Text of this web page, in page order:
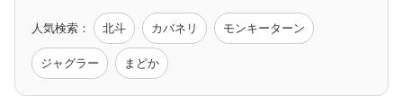
モンハン バイオ ペルソナ
人気検索： 北斗 カバネリ モンキーターン
ジャグラー まどか